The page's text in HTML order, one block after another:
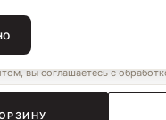
вы соглашаетесь с
согласноПолитике